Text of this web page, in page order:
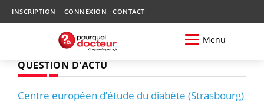
INSCRIPTION CONNEXION CONTACT
Menu
QUESTION D'ACTU
Centre européen d’étude du diabète (Strasbourg)